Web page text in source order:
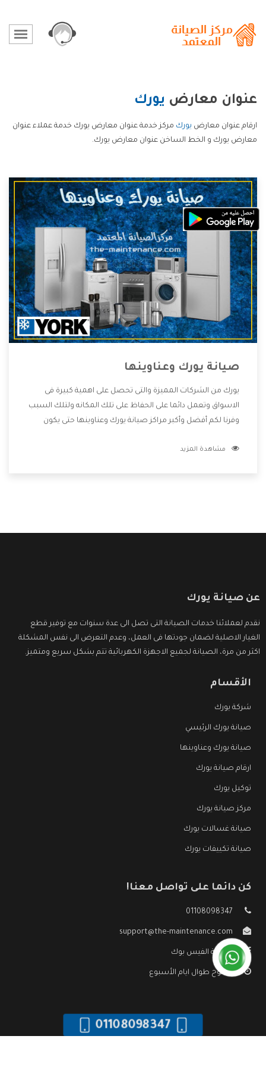
عنوان معارض يورك
ارقام عنوان معارض يورك مركز خدمة عنوان معارض يورك خدمة عملاء عنوان
معارض يورك و الخط الساخن عنوان معارض يورك.
صيانة يورك وعناوينها
يورك من الشركات المميزة والتى تحصل على اهمية كبيرة فى
الاسواق وتعمل دائما على الحفاظ على تلك المكانه ولتلك السبب
وفرنا لكم أفضل وأكبر مراكز صيانة يورك وعناوينها حتى يكون
دون اى ازعاج كما أننا نهتم بكل ما يحتاجه المستهلك لكى نحافظ
مشاهدة المزيد
عن صيانة يورك
نقدم لعملائنا خدمات الصيانة التى تصل الى عدة سنوات مع توفير قطع
الغيار الاصلية لضمان جودتها فى العمل، وعدم التعرض الى نفس المشكلة
اكثر من مرة، الصيانة لجميع الاجهزة الكهربائية تتم بشكل سريع ومتميز.
الأقسام
شركة يورك
صيانة يورك الرئيسي
صيانة يورك وعناوينها
ارقام صيانة يورك
توكيل يورك
مركز صيانة يورك
صيانة غسالات يورك
صيانة تكييفات يورك
كن دائما على تواصل معنا!
01108098347
support@the-maintenance.com
صفحة الفيس بوك
مفتوح طوال ايام الأسبوع
01108098347